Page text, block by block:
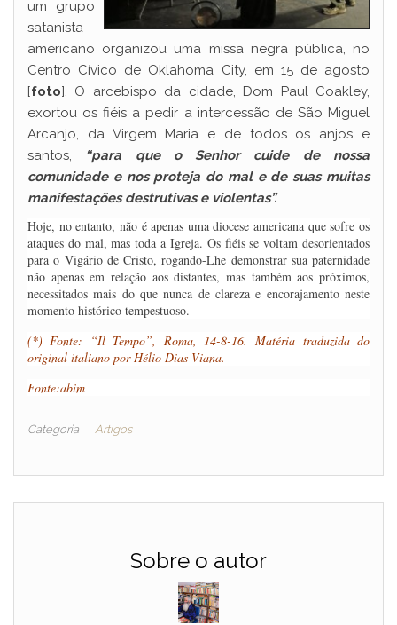
um grupo
satanista
americano organizou uma missa negra pública, no
Centro Cívico de Oklahoma City, em 15 de agosto
[foto]. O arcebispo da cidade, Dom Paul Coakley,
exortou os fiéis a pedir a intercessão de São Miguel
Arcanjo, da Virgem Maria e de todos os anjos e
santos, “para que o Senhor cuide de nossa
comunidade e nos proteja do mal e de suas muitas
manifestações destrutivas e violentas”.
Hoje, no entanto, não é apenas uma diocese americana que sofre os
ataques do mal, mas toda a Igreja. Os fiéis se voltam desorientados
para o Vigário de Cristo, rogando-Lhe demonstrar sua paternidade
não apenas em relação aos distantes, mas também aos próximos,
necessitados mais do que nunca de clareza e encorajamento neste
momento histórico tempestuoso.
(*) Fonte: “Il Tempo”, Roma, 14-8-16. Matéria traduzida do
original italiano por Hélio Dias Viana.
Fonte:abim
Categoria Artigos
Sobre o autor